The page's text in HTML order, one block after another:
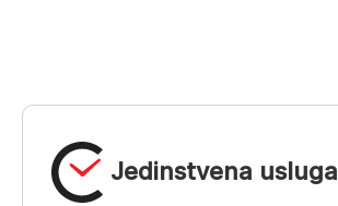
Jedinstvena usluga